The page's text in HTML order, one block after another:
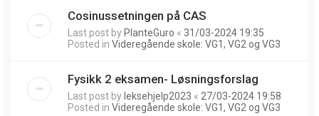
Cosinussetningen på CAS
Last post by PlanteGuro « 31/03-2024 19:35
Posted in Videregående skole: VG1, VG2 og VG3
Fysikk 2 eksamen- Løsningsforslag
Last post by leksehjelp2023 « 27/03-2024 19:58
Posted in Videregående skole: VG1, VG2 og VG3